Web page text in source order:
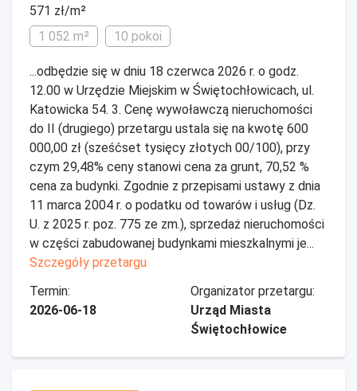
571 zł/m²
1 052 m²
10 pokoi
...odbędzie się w dniu 18 czerwca 2026 r. o godz.
12.00 w Urzędzie Miejskim w Świętochłowicach, ul.
Katowicka 54. 3. Cenę wywoławczą nieruchomości
do II (drugiego) przetargu ustala się na kwotę 600
000,00 zł (sześćset tysięcy złotych 00/100), przy
czym 29,48% ceny stanowi cena za grunt, 70,52 %
cena za budynki. Zgodnie z przepisami ustawy z dnia
11 marca 2004 r. o podatku od towarów i usług (Dz.
U. z 2025 r. poz. 775 ze zm.), sprzedaż nieruchomości
w części zabudowanej budynkami mieszkalnymi je...
Szczegóły przetargu
Termin:
2026-06-18
Organizator przetargu:
Urząd Miasta
Świętochłowice